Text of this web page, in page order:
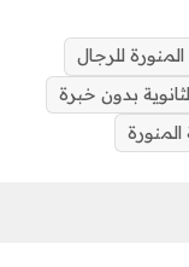
للرجال
بدون خبرة